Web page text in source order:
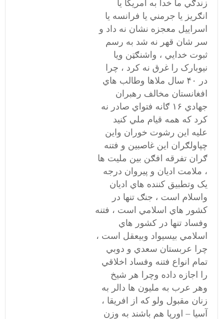
زندګي ما خدا به امريکا يا
انګريز يا جرمني يا فرانسه يا
اسراييل معجزه نشان نه داد و
سر شان قهر نه شد به رسم
ثبوت خدايي ، واشنګټن ويا
نيوبارک را غرق نه کرد ، چرا
در ۴۰ سال ملاها وطالب هاي
افغانستان مخالف رهبران
جهادي ۱۶ ګانه فتواي صادر نه
کرد که همه قيام ملي کنيد
عليه اين رشوت خوران واين
چپاولګران اين غاصبين و فتنه
ګران تفرقه افګن بين مليت ها
، ملامت اديان و پيروان درجه
يک وتطبيق کننده هاي اديان
واسلام است ، جنګ تنها در
کشور هاي اسلامي است ، فتنه
وفساد تنها در کشور هاي
اسلامي بيسيواد وبيعقل است ،
چرا عربستان سعدي و دوبي
تمام انواع فتنه وفساد اخلاقي
را اجازه داده وچرا هر شيخ
وهر عرب به مليون ها دالر به
زنان مقبول ولو که از افريقا ،
آسيا – اورپا هم باشند به وزن